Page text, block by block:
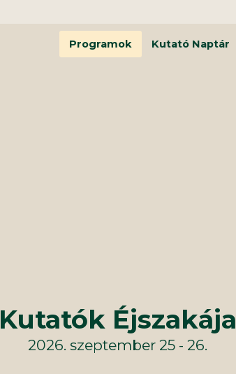
Kutatók Éjszakája
2026. szeptember 25 - 26.
Programok Kutató Naptár